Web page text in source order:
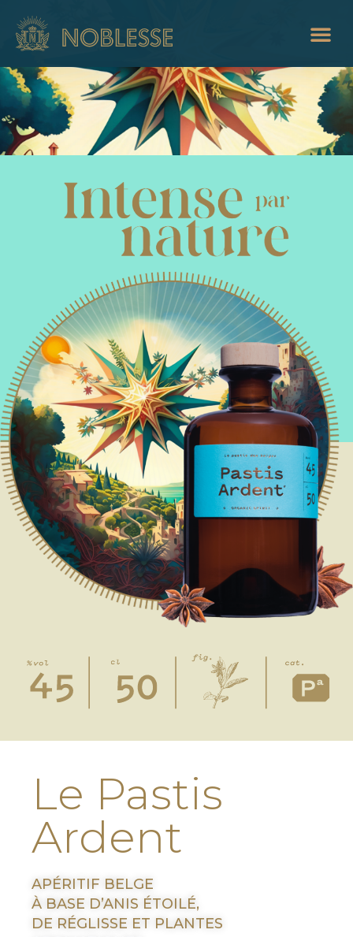
Le Pastis
Ardent
APÉRITIF BELGE
À BASE D’ANIS ÉTOILÉ,
DE RÉGLISSE ET PLANTES